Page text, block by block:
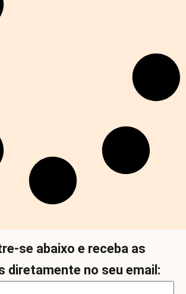
se abaixo e receba as
diretamente no seu email: